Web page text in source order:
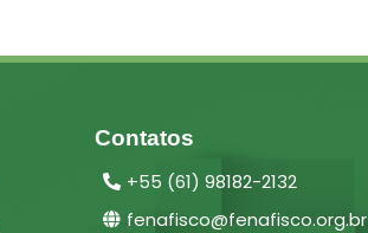
Contatos
+55 (61) 98182-2132
fenafisco@fenafisco.org.br